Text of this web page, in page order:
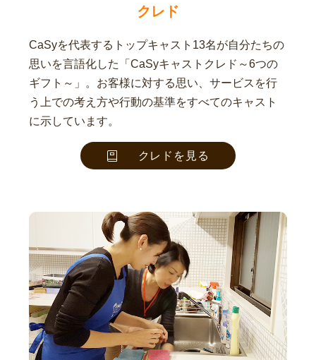
クレド
CaSyを代表するトップキャスト13名が自分たちの
思いを言語化した「CaSyキャストクレド～6つの
ギフト～」。お客様に対する思い、サービスを行
う上での考え方や行動の基準をすべてのキャスト
に示しています。
クレドを見る